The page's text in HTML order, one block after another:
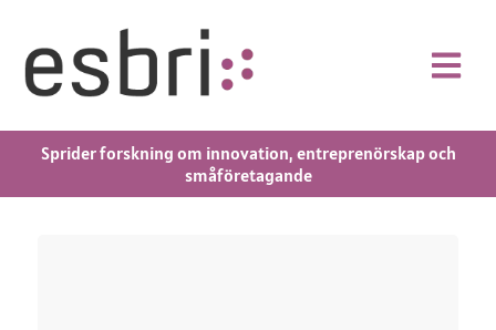
Sprider forskning om innovation, entreprenörskap och
småföretagande